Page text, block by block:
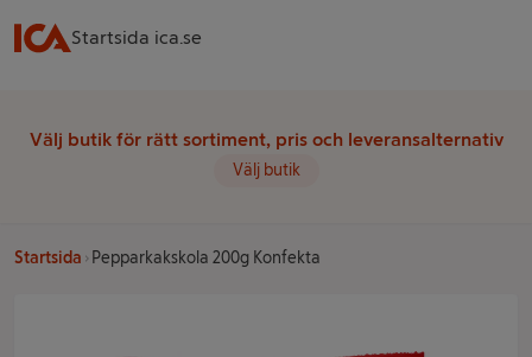
Startsida ica.se
Välj butik för rätt sortiment, pris och leveransalternativ
Välj butik
Startsida Pepparkakskola 200g Konfekta